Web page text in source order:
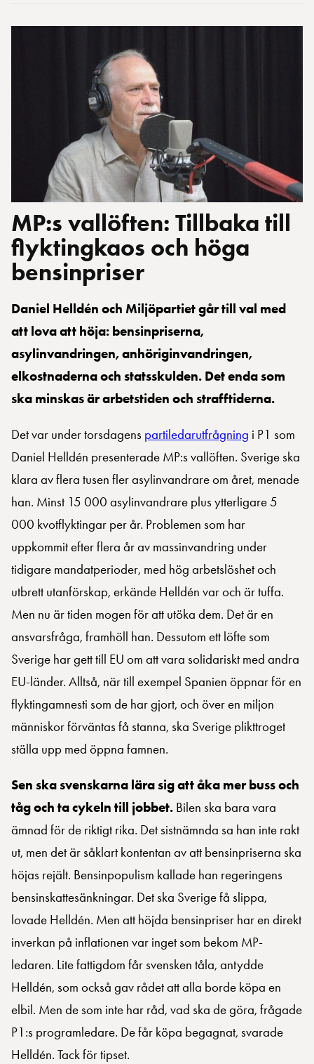
MP:s vallöften: Tillbaka till
flyktingkaos och höga
bensinpriser
Daniel Helldén och Miljöpartiet går till val med
att lova att höja: bensinpriserna,
asylinvandringen, anhöriginvandringen,
elkostnaderna och statsskulden. Det enda som
ska minskas är arbetstiden och strafftiderna.
Det var under torsdagens partiledarutfrågning i P1 som
Daniel Helldén presenterade MP:s vallöften. Sverige ska
klara av flera tusen fler asylinvandrare om året, menade
han. Minst 15 000 asylinvandrare plus ytterligare 5
000 kvotflyktingar per år. Problemen som har
uppkommit efter flera år av massinvandring under
tidigare mandatperioder, med hög arbetslöshet och
utbrett utanförskap, erkände Helldén var och är tuffa.
Men nu är tiden mogen för att utöka dem. Det är en
ansvarsfråga, framhöll han. Dessutom ett löfte som
Sverige har gett till EU om att vara solidariskt med andra
EU-länder. Alltså, när till exempel Spanien öppnar för en
flyktingamnesti som de har gjort, och över en miljon
människor förväntas få stanna, ska Sverige plikttroget
ställa upp med öppna famnen.
Sen ska svenskarna lära sig att åka mer buss och
tåg och ta cykeln till jobbet. Bilen ska bara vara
ämnad för de riktigt rika. Det sistnämnda sa han inte rakt
ut, men det är såklart kontentan av att bensinpriserna ska
höjas rejält. Bensinpopulism kallade han regeringens
bensinskattesänkningar. Det ska Sverige få slippa,
lovade Helldén. Men att höjda bensinpriser har en direkt
inverkan på inflationen var inget som bekom MP-
ledaren. Lite fattigdom får svensken tåla, antydde
Helldén, som också gav rådet att alla borde köpa en
elbil. Men de som inte har råd, vad ska de göra, frågade
P1:s programledare. De får köpa begagnat, svarade
Helldén. Tack för tipset.